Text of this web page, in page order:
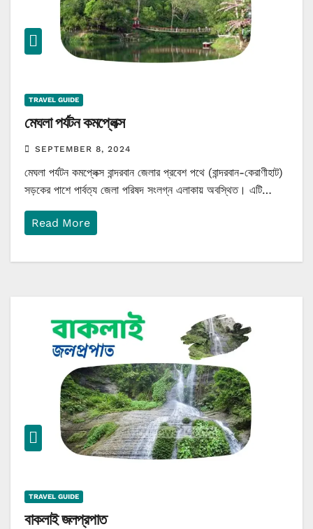
TRAVEL GUIDE
মেঘলা পর্যটন কমপ্লেক্স
SEPTEMBER 8, 2024
মেঘলা পর্যটন কমপ্লেক্স বান্দরবান জেলার প্রবেশ পথে (বান্দরবান-কেরাণীহাট)
সড়কের পাশে পার্বত্য জেলা পরিষদ সংলগ্ন এলাকায় অবস্থিত। এটি…
Read More
TRAVEL GUIDE
বাকলাই জলপ্রপাত